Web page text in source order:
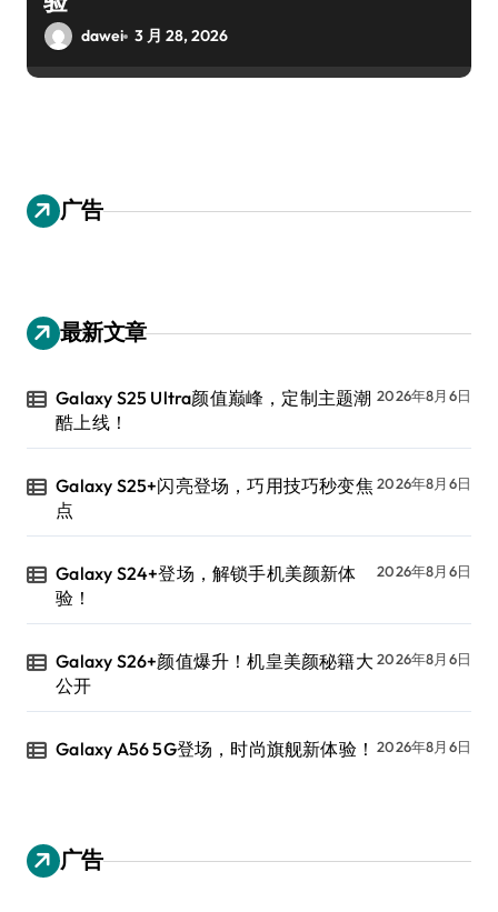
dawei 3 月 28, 2026
广告
最新文章
Galaxy S25 Ultra颜值巅峰，定制主题潮
酷上线！
2026年8月6日
Galaxy S25+闪亮登场，巧用技巧秒变焦
点
2026年8月6日
Galaxy S24+登场，解锁手机美颜新体
验！
2026年8月6日
Galaxy S26+颜值爆升！机皇美颜秘籍大
公开
2026年8月6日
Galaxy A56 5G登场，时尚旗舰新体验！ 2026年8月6日
广告